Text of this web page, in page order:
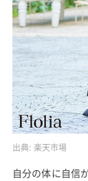
出典: 楽天市場
自分の体に自信